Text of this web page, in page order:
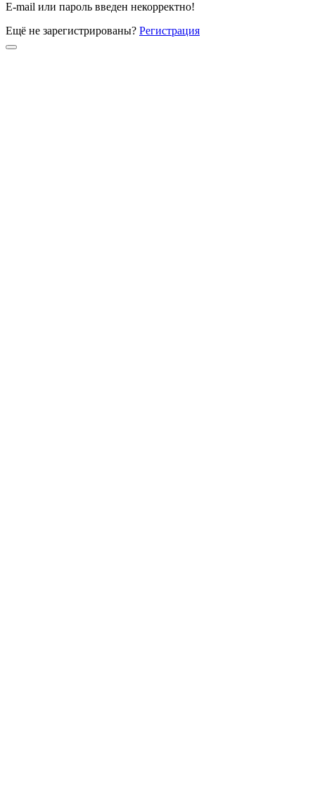
E-mail или пароль введен некорректно!
Ещё не зарегистрированы? Регистрация